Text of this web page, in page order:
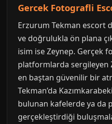
Gercek Fotografli
Erzurum Tekman escort
ve doğrulukla ön plana
isim ise Zeynep. Gerçek
platformlarda sergileyen
en baştan güvenilir bir
Tekman’da
bulunan kafelerde ya da
gerçekleştirdiği